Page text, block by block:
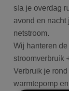
sla je overdag
avond en nacht
netstroom.
Wij hanteren
stroomverbruik
Verbruik je
warmtepomp